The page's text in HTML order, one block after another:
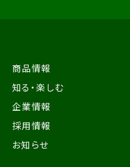
商品情報
知る・楽しむ
企業情報
採用情報
お知らせ